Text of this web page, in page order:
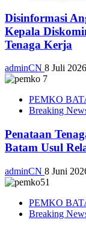
Disinformasi
Kepala
Tenaga Kerja
adminCN 8 Juli 2026
PEMKO
Breaking
Penataan
Batam Usul
adminCN 8 Juni
PEMKO
Breaking